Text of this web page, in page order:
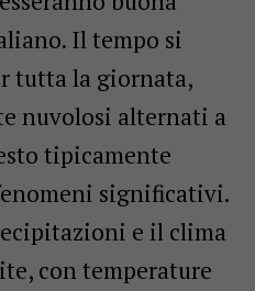
Il tempo si
tutta la giornata,
nuvolosi alternati a
tipicamente
significativi.
e il clima
con temperature